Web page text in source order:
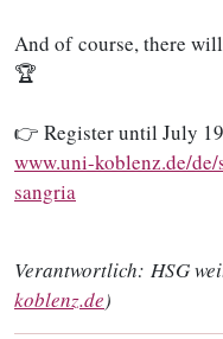
And of course, there
🏆
👉 Register until July
www.uni-koblenz.de/
sangria
Verantwortlich: HSG
koblenz.de)